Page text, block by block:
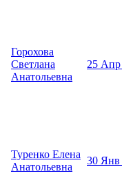
Горохова
Светлана
Анатольевна
25 Апр
Туренко Елена
Анатольевна
30 Янв